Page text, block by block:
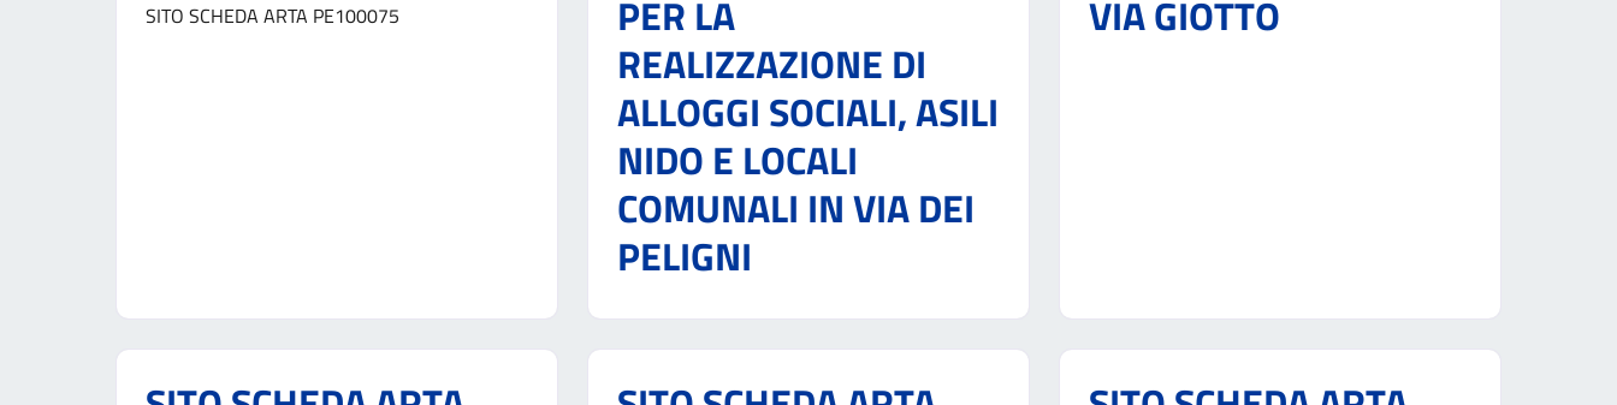
SITO SCHEDA ARTA PE100075
PER LA
REALIZZAZIONE DI
ALLOGGI SOCIALI, ASILI
NIDO E LOCALI
COMUNALI IN VIA DEI
PELIGNI
VIA GIOTTO